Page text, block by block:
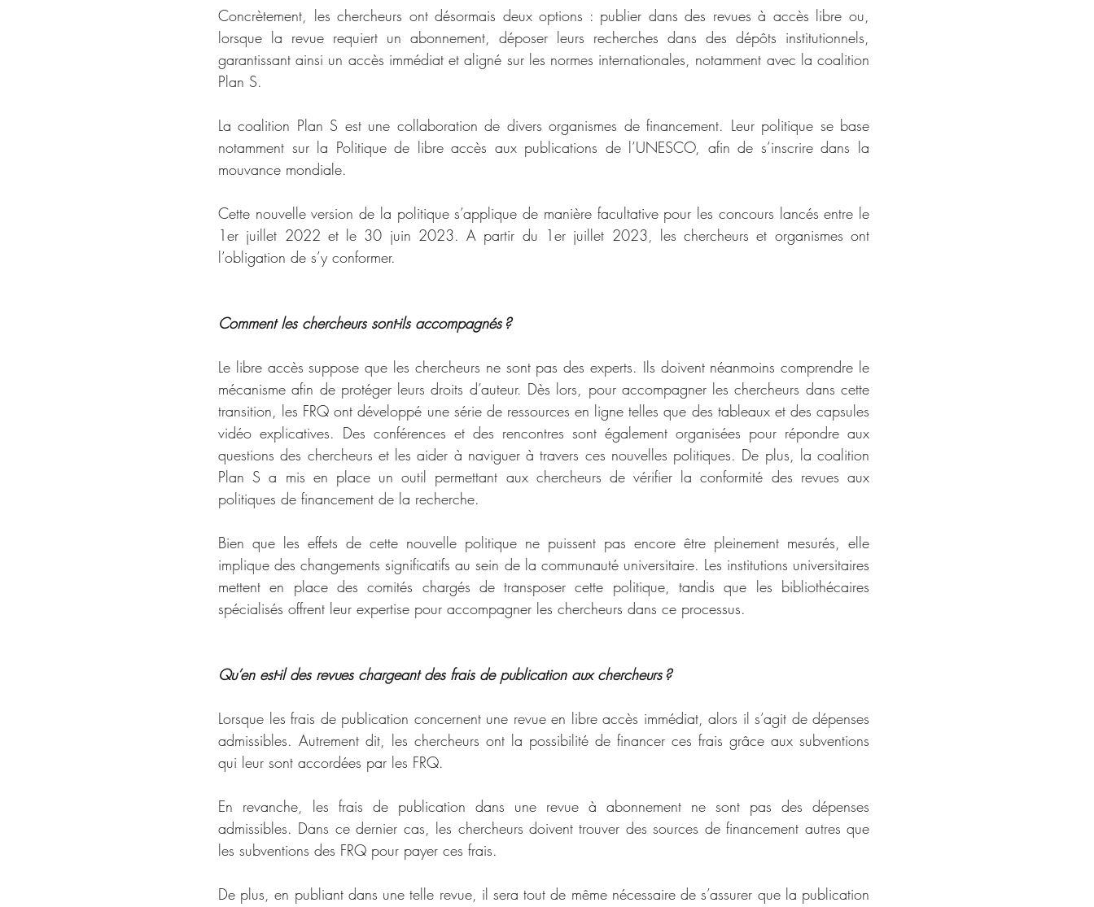
Concrètement, les chercheurs ont désormais deux options : publier dans des revues à accès libre ou,
lorsque la revue requiert un abonnement, déposer leurs recherches dans des dépôts institutionnels,
garantissant ainsi un accès immédiat et aligné sur les normes internationales, notamment avec la coalition
Plan S.
La coalition Plan S est une collaboration de divers organismes de financement. Leur politique se base
notamment sur la Politique de libre accès aux publications de l’UNESCO, afin de s’inscrire dans la
mouvance mondiale.
Cette nouvelle version de la politique s’applique de manière facultative pour les concours lancés entre le
1er juillet 2022 et le 30 juin 2023. A partir du 1er juillet 2023, les chercheurs et organismes ont
l’obligation de s’y conformer.
Comment les chercheurs sont-ils accompagnés ?
Le libre accès suppose que les chercheurs ne sont pas des experts. Ils doivent néanmoins comprendre le
mécanisme afin de protéger leurs droits d’auteur. Dès lors, pour accompagner les chercheurs dans cette
transition, les FRQ ont développé une série de ressources en ligne telles que des tableaux et des capsules
vidéo explicatives. Des conférences et des rencontres sont également organisées pour répondre aux
questions des chercheurs et les aider à naviguer à travers ces nouvelles politiques. De plus, la coalition
Plan S a mis en place un outil permettant aux chercheurs de vérifier la conformité des revues aux
politiques de financement de la recherche.
Bien que les effets de cette nouvelle politique ne puissent pas encore être pleinement mesurés, elle
implique des changements significatifs au sein de la communauté universitaire. Les institutions universitaires
mettent en place des comités chargés de transposer cette politique, tandis que les bibliothécaires
spécialisés offrent leur expertise pour accompagner les chercheurs dans ce processus.
Qu’en est-il des revues chargeant des frais de publication aux chercheurs ?
Lorsque les frais de publication concernent une revue en libre accès immédiat, alors il s’agit de dépenses
admissibles. Autrement dit, les chercheurs ont la possibilité de financer ces frais grâce aux subventions
qui leur sont accordées par les FRQ.
En revanche, les frais de publication dans une revue à abonnement ne sont pas des dépenses
admissibles. Dans ce dernier cas, les chercheurs doivent trouver des sources de financement autres que
les subventions des FRQ pour payer ces frais.
De plus, en publiant dans une telle revue, il sera tout de même nécessaire de s’assurer que la publication